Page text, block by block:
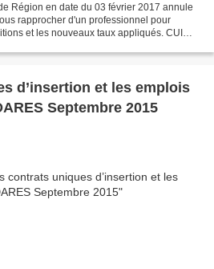
Région en date du 03 février 2017 annule
rapprocher d'un professionnel pour
et les nouveaux taux appliqués. CUI
d’insertion et les emplois
Septembre 2015